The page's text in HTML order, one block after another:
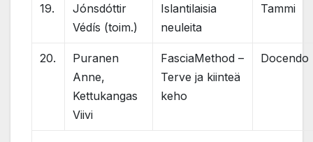
19.
Jónsdóttir
Védís (toim.)
Islantilaisia
neuleita
Tammi
20.
Puranen
Anne,
Kettukangas
Viivi
FasciaMethod –
Terve ja kiinteä
keho
Docendo